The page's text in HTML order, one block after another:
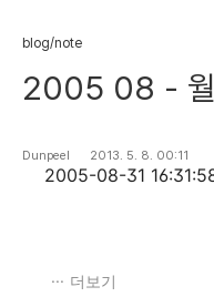
blog/note
2005 08 - 월
Dunpeel 2013. 5. 8. 00:11
2005-08-31
더보기